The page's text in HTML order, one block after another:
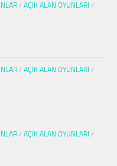
/ AÇIK ALAN OYUNLARI /
/ AÇIK ALAN OYUNLARI /
/ AÇIK ALAN OYUNLARI /